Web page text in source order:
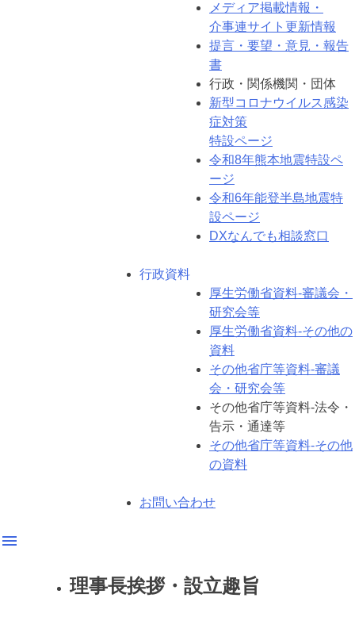
メディア掲載情報・
介事連サイト更新情報
提言・要望・意見・報告
書
行政・関係機関・団体
新型コロナウイルス感染
症対策
特設ページ
令和8年熊本地震特設ペ
ージ
令和6年能登半島地震特
設ページ
DXなんでも相談窓口
行政資料
厚生労働省資料-審議会・
研究会等
厚生労働省資料-その他の
資料
その他省庁等資料-審議
会・研究会等
その他省庁等資料-法令・
告示・通達等
その他省庁等資料-その他
の資料
お問い合わせ
menu
理事長挨拶・設立趣旨